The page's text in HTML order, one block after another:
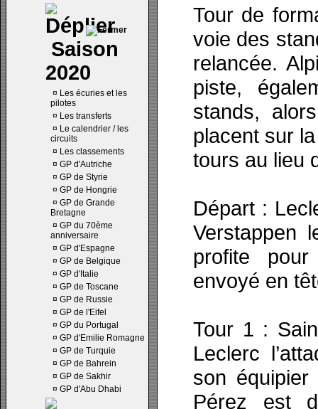
Saison
2020
¤ Les écuries et les
pilotes
¤ Les transferts
¤ Le calendrier / les
circuits
¤ Les classements
¤ GP d'Autriche
¤ GP de Styrie
¤ GP de Hongrie
¤ GP de Grande
Bretagne
¤ GP du 70ème
anniversaire
¤ GP d'Espagne
¤ GP de Belgique
¤ GP d'Italie
¤ GP de Toscane
¤ GP de Russie
¤ GP de l'Eifel
¤ GP du Portugal
¤ GP d'Emilie Romagne
¤ GP de Turquie
¤ GP de Bahrein
¤ GP de Sakhir
¤ GP d'Abu Dhabi
Tour de
voie des
relancée.
piste,
stands,
placent sur
tours au lieu
Départ :
Verstappen
profite
envoyé en
Tour 1 :
Leclerc
son
Pérez est